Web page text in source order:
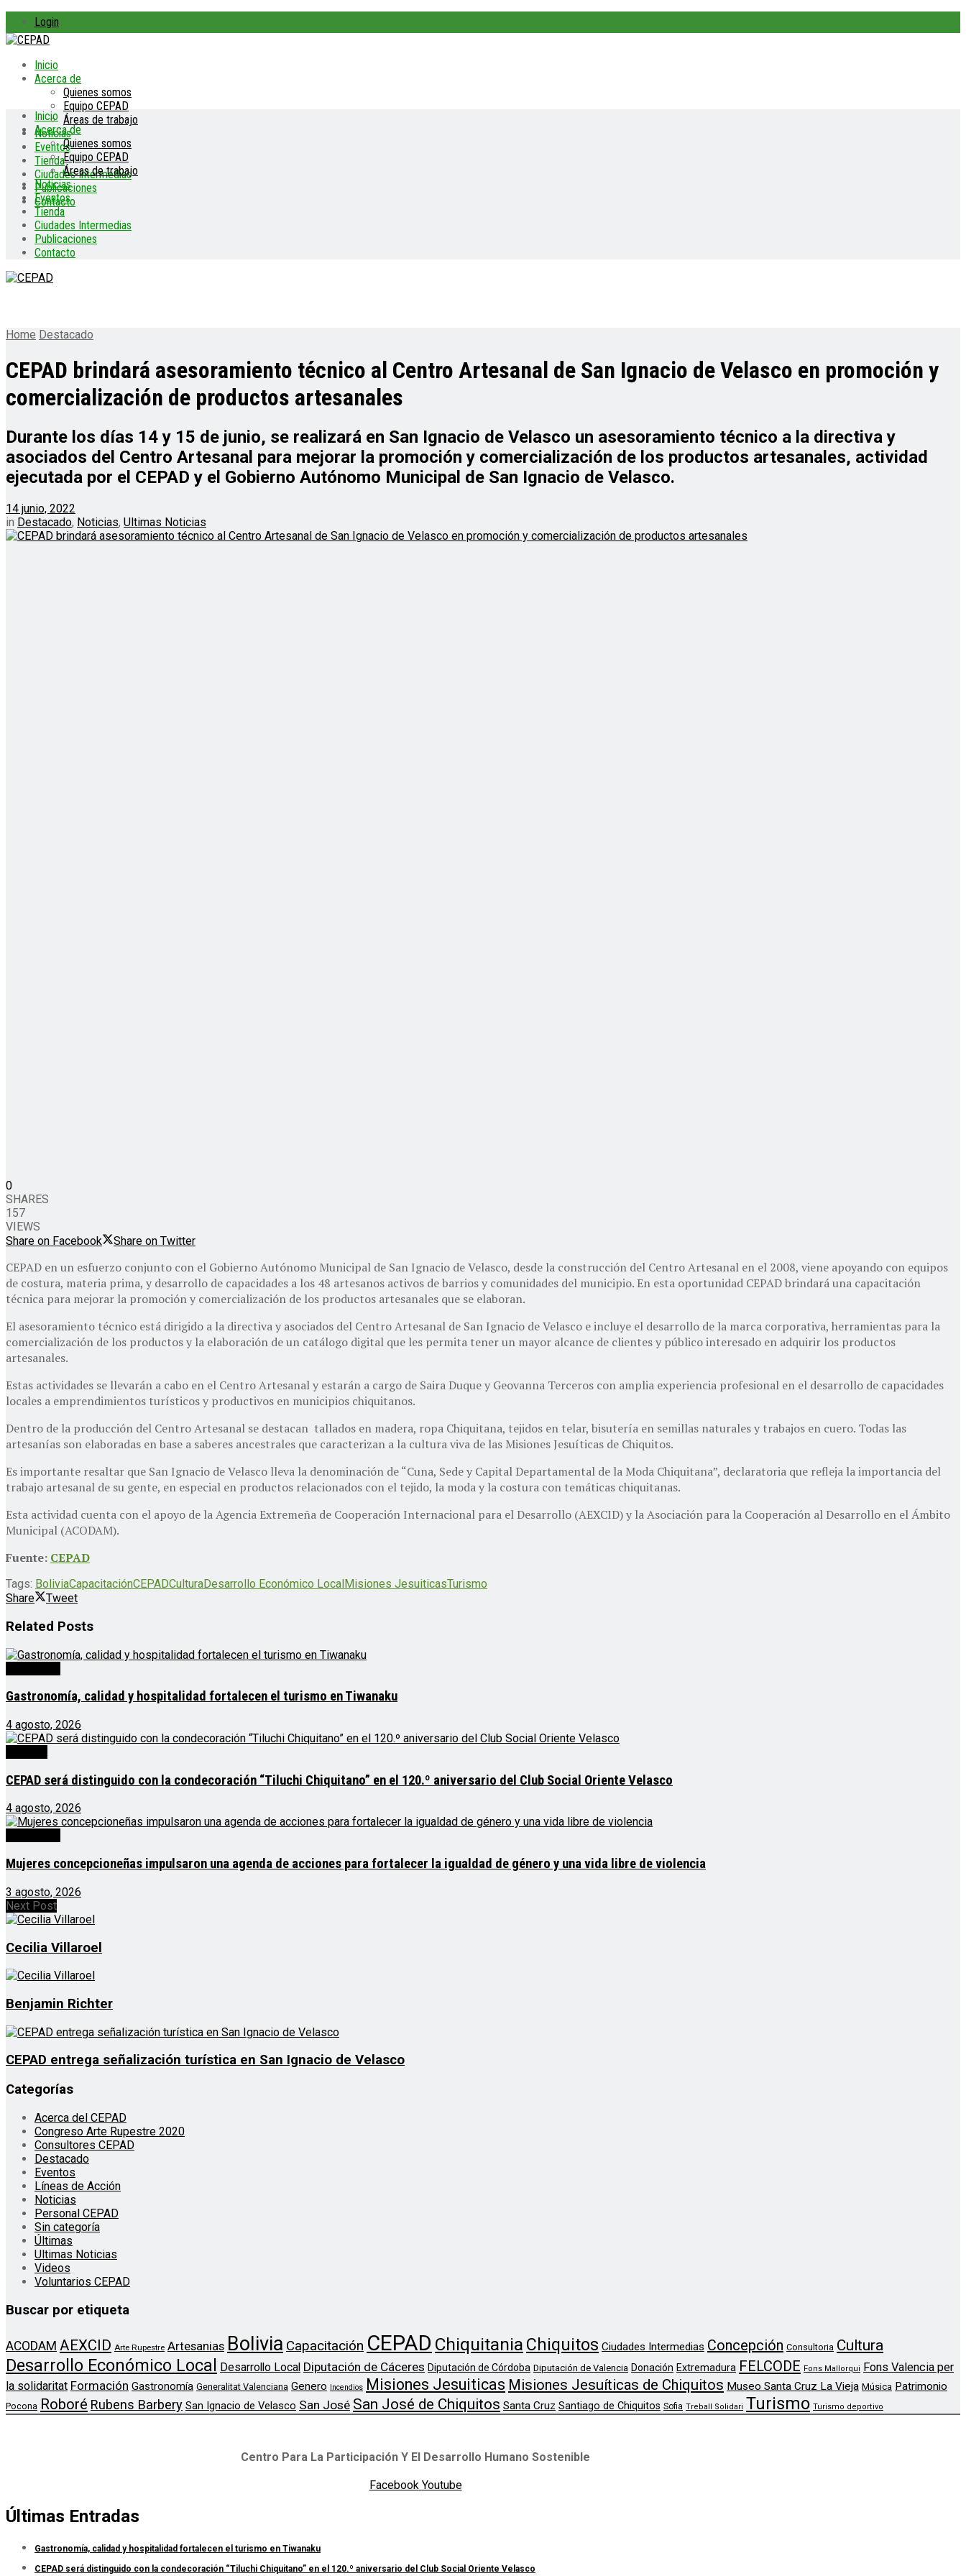
Login
Inicio
Acerca de
Quienes somos
Equipo CEPAD
Áreas de trabajo
Noticias
Eventos
Tienda
Ciudades Intermedias
Publicaciones
Contacto
Inicio
Acerca de
Quienes somos
Equipo CEPAD
Áreas de trabajo
Noticias
Eventos
Tienda
Ciudades Intermedias
Publicaciones
Contacto
Home Destacado
CEPAD brindará asesoramiento técnico al Centro Artesanal de San Ignacio de Velasco en promoción y
comercialización de productos artesanales
Durante los días 14 y 15 de junio, se realizará en San Ignacio de Velasco un asesoramiento técnico a la directiva y
asociados del Centro Artesanal para mejorar la promoción y comercialización de los productos artesanales, actividad
ejecutada por el CEPAD y el Gobierno Autónomo Municipal de San Ignacio de Velasco.
14 junio, 2022
in Destacado, Noticias, Ultimas Noticias
0
SHARES
157
VIEWS
Share on Facebook
Share on Twitter
CEPAD en un esfuerzo conjunto con el Gobierno Autónomo Municipal de San Ignacio de Velasco, desde la construcción del Centro Artesanal en el 2008, viene apoyando con equipos
de costura, materia prima, y desarrollo de capacidades a los 48 artesanos activos de barrios y comunidades del municipio. En esta oportunidad CEPAD brindará una capacitación
técnica para mejorar la promoción y comercialización de los productos artesanales que se elaboran.
El asesoramiento técnico está dirigido a la directiva y asociados del Centro Artesanal de San Ignacio de Velasco e incluye el desarrollo de la marca corporativa, herramientas para la
comercialización de los productos y la elaboración de un catálogo digital que les permita tener un mayor alcance de clientes y público interesado en adquirir los productos
artesanales.
Estas actividades se llevarán a cabo en el Centro Artesanal y estarán a cargo de Saira Duque y Geovanna Terceros con amplia experiencia profesional en el desarrollo de capacidades
locales a emprendimientos turísticos y productivos en municipios chiquitanos.
Dentro de la producción del Centro Artesanal se destacan tallados en madera, ropa Chiquitana, tejidos en telar, bisutería en semillas naturales y trabajos en cuero. Todas las
artesanías son elaboradas en base a saberes ancestrales que caracterizan a la cultura viva de las Misiones Jesuíticas de Chiquitos.
Es importante resaltar que San Ignacio de Velasco lleva la denominación de “Cuna, Sede y Capital Departamental de la Moda Chiquitana”, declaratoria que refleja la importancia del
trabajo artesanal de su gente, en especial en productos relacionados con el tejido, la moda y la costura con temáticas chiquitanas.
Esta actividad cuenta con el apoyo de la Agencia Extremeña de Cooperación Internacional para el Desarrollo (AEXCID) y la Asociación para la Cooperación al Desarrollo en el Ámbito
Municipal (ACODAM).
Fuente: CEPAD
Tags: BoliviaCapacitaciónCEPADCulturaDesarrollo Económico LocalMisiones JesuiticasTurismo
Share
Tweet
Related Posts
Gastronomía, calidad y hospitalidad fortalecen el turismo en Tiwanaku
4 agosto, 2026
CEPAD será distinguido con la condecoración “Tiluchi Chiquitano” en el 120.º aniversario del Club Social Oriente Velasco
4 agosto, 2026
Mujeres concepcioneñas impulsaron una agenda de acciones para fortalecer la igualdad de género y una vida libre de violencia
3 agosto, 2026
Next Post
Cecilia Villaroel
Benjamin Richter
CEPAD entrega señalización turística en San Ignacio de Velasco
Categorías
Acerca del CEPAD
Congreso Arte Rupestre 2020
Consultores CEPAD
Destacado
Eventos
Líneas de Acción
Noticias
Personal CEPAD
Sin categoría
Últimas
Ultimas Noticias
Videos
Voluntarios CEPAD
Buscar por etiqueta
ACODAM AEXCID Arte Rupestre Artesanias Bolivia Capacitación CEPAD Chiquitania Chiquitos Ciudades Intermedias Concepción Consultoria Cultura
Desarrollo Económico Local Desarrollo Local Diputación de Cáceres Diputación de Córdoba Diputación de Valencia Donación Extremadura FELCODE Fons Mallorqui
Fons Valencia per
la solidaritat Formación Gastronomía Generalitat Valenciana Genero Incendios Misiones Jesuiticas Misiones Jesuíticas de Chiquitos Museo Santa Cruz La Vieja Música Patrimonio
Pocona Roboré Rubens Barbery San Ignacio de Velasco San José San José de Chiquitos Santa Cruz Santiago de Chiquitos Sofia Treball Solidari Turismo Turismo deportivo
Centro Para La Participación Y El Desarrollo Humano Sostenible
Facebook Youtube
Últimas Entradas
Gastronomía, calidad y hospitalidad fortalecen el turismo en Tiwanaku
CEPAD será distinguido con la condecoración “Tiluchi Chiquitano” en el 120.º aniversario del Club Social Oriente Velasco